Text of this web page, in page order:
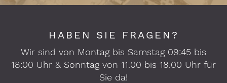
HABEN SIE FRAGEN?
Wir sind von Montag bis Samstag 09:45 bis
18:00 Uhr & Sonntag von 11.00 bis 18.00 Uhr für
Sie da!